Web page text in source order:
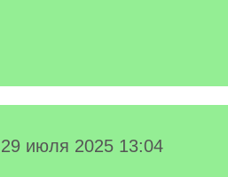
29 июля 2025 13:04